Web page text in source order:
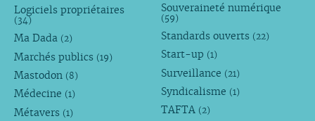
Logiciels propriétaires
(34)
Ma Dada (2)
Marchés publics (19)
Mastodon (8)
Médecine (1)
Métavers (1)
Souveraineté numérique
(59)
Standards ouverts (22)
Start-up (1)
Surveillance (21)
Syndicalisme (1)
TAFTA (2)